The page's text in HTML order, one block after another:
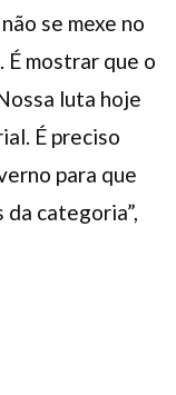
se mexe no
mostrar que o
luta hoje
É preciso
para que
categoria”,